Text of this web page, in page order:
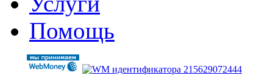
Помощь